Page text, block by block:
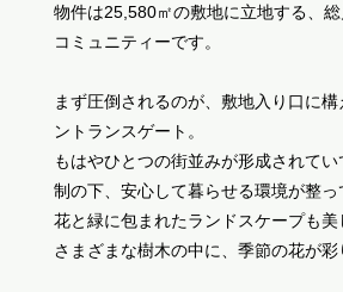
物件は25,580㎡の敷地に立地する、
コミュニティーです。
まず圧倒されるのが、敷地入り口に
ントランスゲート。
もはやひとつの街並みが形成されて
制の下、安心して暮らせる環境が整っ
花と緑に包まれたランドスケープも
さまざまな樹木の中に、季節の花が彩